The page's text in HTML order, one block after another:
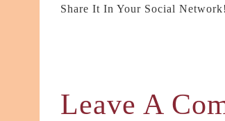
Share It In Your Social Network!
Leave A